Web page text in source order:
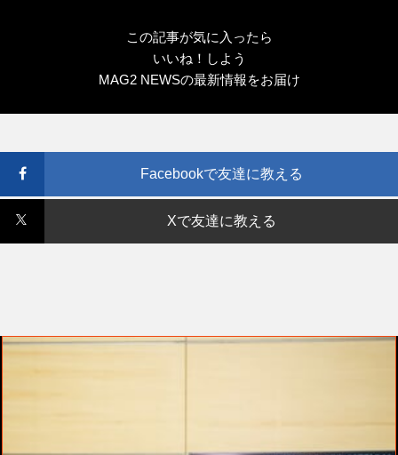
この記事が気に入ったら
いいね！しよう
MAG2 NEWSの最新情報をお届け
Facebookで友達に教える
Xで友達に教える